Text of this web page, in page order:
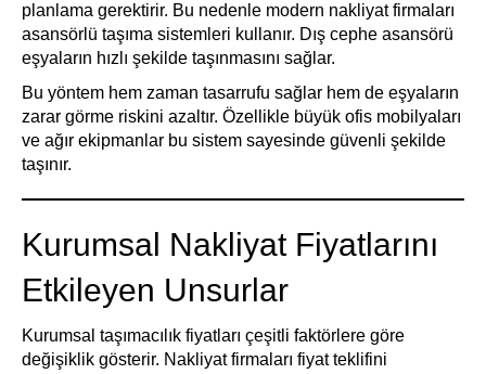
planlama gerektirir. Bu nedenle modern nakliyat firmaları
asansörlü taşıma sistemleri kullanır. Dış cephe asansörü
eşyaların hızlı şekilde taşınmasını sağlar.
Bu yöntem hem zaman tasarrufu sağlar hem de eşyaların
zarar görme riskini azaltır. Özellikle büyük ofis mobilyaları
ve ağır ekipmanlar bu sistem sayesinde güvenli şekilde
taşınır.
Kurumsal Nakliyat Fiyatlarını
Etkileyen Unsurlar
Kurumsal taşımacılık fiyatları çeşitli faktörlere göre
değişiklik gösterir. Nakliyat firmaları fiyat teklifini